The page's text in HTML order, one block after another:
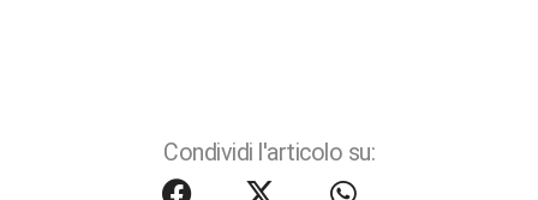
Condividi l'articolo su: